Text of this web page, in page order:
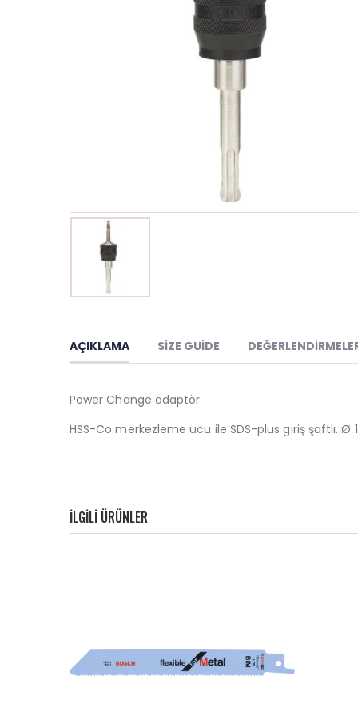
AÇIKLAMA SIZE GUIDE
Power Change adaptör
HSS-Co merkezleme ucu ile SDS-plus giriş şaftlı.
ILGILI ÜRÜNLER